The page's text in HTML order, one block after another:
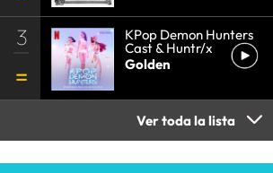
3 KPop Demon Hunters
Cast & Huntr/x
Golden
Ver toda la lista